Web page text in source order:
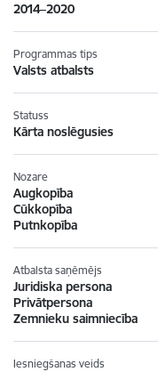
2014–2020
Programmas tips
Valsts atbalsts
Statuss
Kārta noslēgusies
Nozare
Augkopība
Cūkkopība
Putnkopība
Atbalsta saņēmējs
Juridiska persona
Privātpersona
Zemnieku saimniecība
Iesniegšanas veids